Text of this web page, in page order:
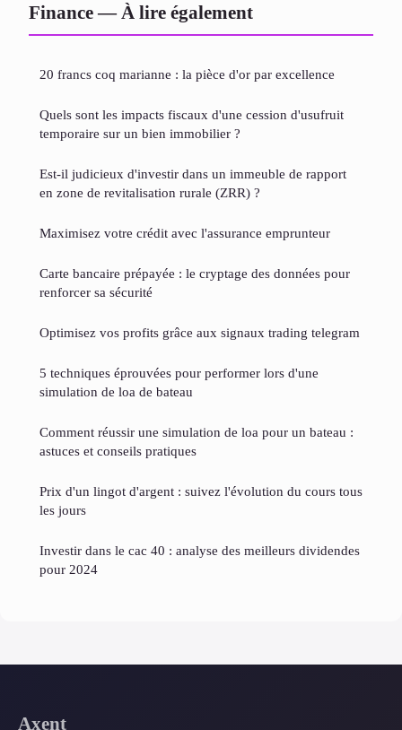
Finance — À lire également
20 francs coq marianne : la pièce d'or par excellence
Quels sont les impacts fiscaux d'une cession d'usufruit
temporaire sur un bien immobilier ?
Est-il judicieux d'investir dans un immeuble de rapport
en zone de revitalisation rurale (ZRR) ?
Maximisez votre crédit avec l'assurance emprunteur
Carte bancaire prépayée : le cryptage des données pour
renforcer sa sécurité
Optimisez vos profits grâce aux signaux trading telegram
5 techniques éprouvées pour performer lors d'une
simulation de loa de bateau
Comment réussir une simulation de loa pour un bateau :
astuces et conseils pratiques
Prix d'un lingot d'argent : suivez l'évolution du cours tous
les jours
Investir dans le cac 40 : analyse des meilleurs dividendes
pour 2024
Axent